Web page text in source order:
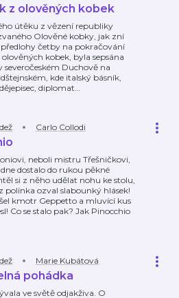
z olověných kobek
útěku z vězení republiky
Olověné kobky, jak zní
předlohy četby na pokračování
kobek, byla sepsána
severočeském Duchově na
kde italský básník,
diplomat…
Carlo Collodi
neboli mistru Třešničkovi,
dostalo do rukou pěkné
si z něho udělat nohu ke stolu,
polínka ozval slabounký hlásek!
kmotr Geppetto a mluvící kus
Co se stalo pak? Jak Pinocchio
Marie Kubátová
pohádka
ve světě odjakživa. O